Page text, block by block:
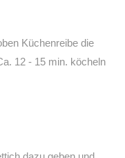
Küchenreibe die
12 - 15 min. köcheln